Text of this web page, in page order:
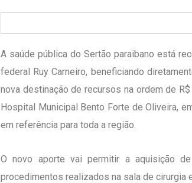
A saúde pública do Sertão paraibano está
federal Ruy Carneiro, beneficiando
nova destinação de recursos na ordem de
Hospital Municipal Bento Forte de Oliveira,
em referência para toda a região.
O novo aporte vai permitir a aquisição
procedimentos realizados na sala de cirurgia